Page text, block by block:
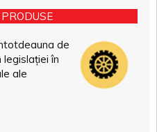
de
în
ale